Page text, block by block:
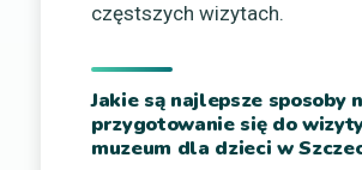
częstszych wizytach.
Jakie są najlepsze sposoby
przygotowanie się do
muzeum dla dzieci w